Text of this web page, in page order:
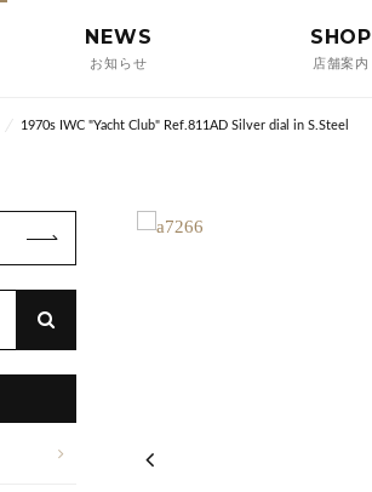
NEWS
お知らせ
SHOP
店舗案内
1970s IWC "Yacht Club" Ref.811AD Silver dial in S.Steel